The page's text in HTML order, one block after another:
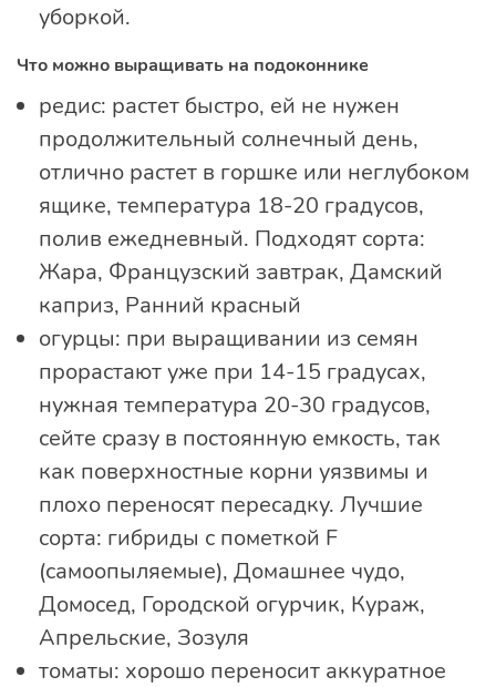
уборкой.
Что можно выращивать на подоконнике
редис: растет быстро, ей не нужен
продолжительный солнечный день,
отлично растет в горшке или неглубоком
ящике, температура 18-20 градусов,
полив ежедневный. Подходят сорта:
Жара, Французский завтрак, Дамский
каприз, Ранний красный
огурцы: при выращивании из семян
прорастают уже при 14-15 градусах,
нужная температура 20-30 градусов,
сейте сразу в постоянную емкость, так
как поверхностные корни уязвимы и
плохо переносят пересадку. Лучшие
сорта: гибриды с пометкой F
(самоопыляемые), Домашнее чудо,
Домосед, Городской огурчик, Кураж,
Апрельские, Зозуля
томаты: хорошо переносит аккуратное